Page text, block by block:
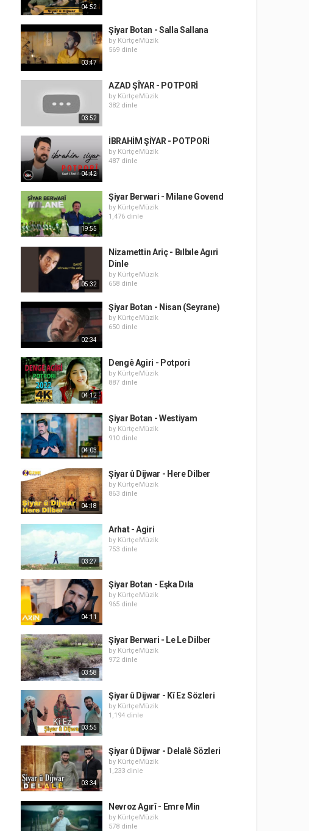
04:52
03:47
Şiyar Botan - Salla Sallana
by KürtçeMüzik
569 dinle
03:52
AZAD ŞÎYAR - POTPORİ
by KürtçeMüzik
382 dinle
04:42
İBRAHİM ŞİYAR - POTPORİ
by KürtçeMüzik
487 dinle
19:55
Şiyar Berwari - Milane Govend
by KürtçeMüzik
1,476 dinle
05:32
Nizamettin Ariç - Bılbıle Agıri
Dinle
by KürtçeMüzik
658 dinle
02:34
Şiyar Botan - Nisan (Seyrane)
by KürtçeMüzik
650 dinle
04:12
Dengê Agiri - Potpori
by KürtçeMüzik
887 dinle
04:03
Şiyar Botan - Westiyam
by KürtçeMüzik
910 dinle
04:18
Şiyar û Dijwar - Here Dilber
by KürtçeMüzik
863 dinle
03:27
Arhat - Agiri
by KürtçeMüzik
753 dinle
04:11
Şiyar Botan - Eşka Dıla
by KürtçeMüzik
965 dinle
03:58
Şiyar Berwari - Le Le Dilber
by KürtçeMüzik
972 dinle
03:55
Şiyar û Dijwar - Kî Ez Sözleri
by KürtçeMüzik
1,194 dinle
03:34
Şiyar û Dijwar - Delalê Sözleri
by KürtçeMüzik
1,233 dinle
Nevroz Agırî - Emre Min
by KürtçeMüzik
578 dinle